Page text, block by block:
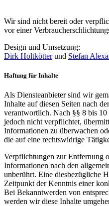
Wir sind nicht bereit oder
vor einer
Design und Umsetzung:
Dirk Holtkötterund Stefan
Haftung für Inhalte
Als Diensteanbieter sind wir
Inhalte auf diesen Seiten nach
verantwortlich. Nach §§ 8 bis
jedoch nicht verpflichtet,
Informationen zu überwachen
die auf eine rechtswidrige
Verpflichtungen zur Entfernung
Informationen nach den
unberührt. Eine diesbezügliche
Zeitpunkt der Kenntnis einer
Bei Bekanntwerden von
werden wir diese Inhalte